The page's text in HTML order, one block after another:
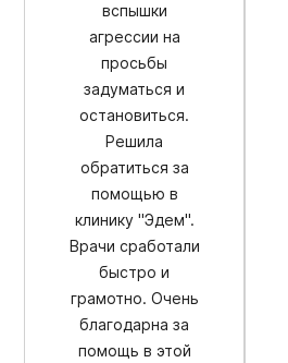
вспышки
агрессии на
просьбы
задуматься и
остановиться.
Решила
обратиться за
помощью в
клинику "Эдем".
Врачи сработали
быстро и
грамотно. Очень
благодарна за
помощь в этой